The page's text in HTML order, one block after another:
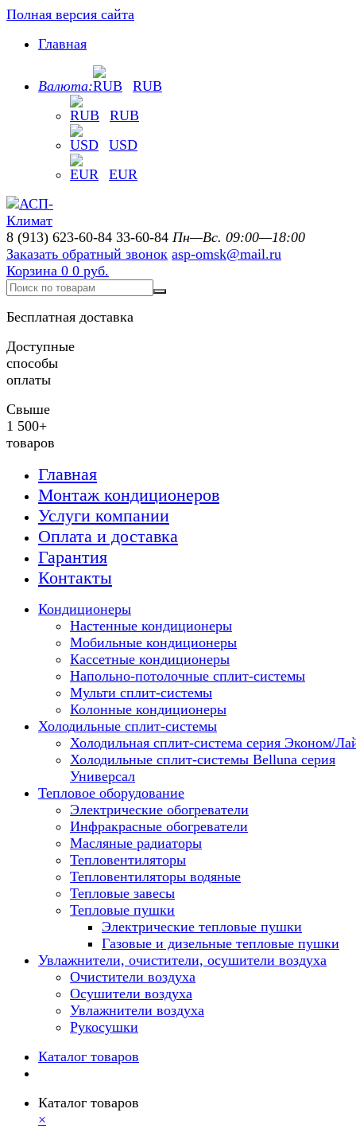
Полная версия сайта
Главная
Валюта:
RUB
RUB
USD
EUR
8 (913) 623-60-84 33-60-84 Пн—Вс. 09:00—18:00
Заказать обратный звонок asp-omsk@mail.ru
Корзина 0 0 руб.
Бесплатная доставка
Доступные
способы
оплаты
Свыше
1 500+
товаров
Главная
Монтаж кондиционеров
Услуги компании
Оплата и доставка
Гарантия
Контакты
Кондиционеры
Настенные кондиционеры
Мобильные кондиционеры
Кассетные кондиционеры
Напольно-потолочные сплит-системы
Мульти сплит-системы
Колонные кондиционеры
Холодильные сплит-системы
Холодильная сплит-система серия Эконом/
Холодильные сплит-системы Belluna серия
Универсал
Тепловое оборудование
Электрические обогреватели
Инфракрасные обогреватели
Масляные радиаторы
Тепловентиляторы
Тепловентиляторы водяные
Тепловые завесы
Тепловые пушки
Электрические тепловые пушки
Газовые и дизельные тепловые пушки
Увлажнители, очистители, осушители воздуха
Очистители воздуха
Осушители воздуха
Увлажнители воздуха
Рукосушки
Каталог товаров
Каталог товаров
×